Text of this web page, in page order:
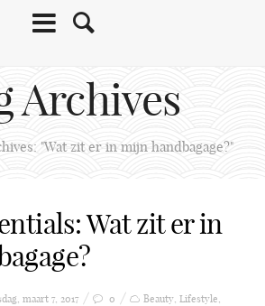
Archives
"Wat zit er in mijn handbagage?"
Wat zit er in
maart 7, 2017 0 Beauty, Lifestyle,